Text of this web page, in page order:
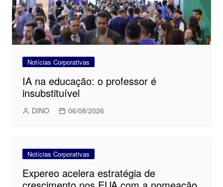
Notícias Corporativas
IA na educação: o professor é
insubstituível
DINO 06/08/2026
Notícias Corporativas
Expereo acelera estratégia de